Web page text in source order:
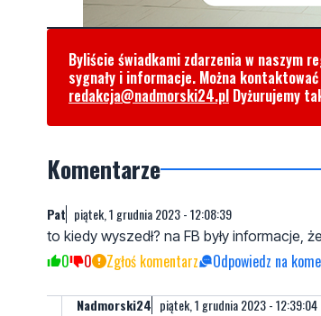
Byliście świadkami zdarzenia w naszym
sygnały i informacje. Można
redakcja@nadmorski24.pl Dyżurujemy
Komentarze
Pat piątek, 1 grudnia 2023 - 12:08:39
to kiedy wyszedł? na FB były informacje,
0 0 Zgłoś komentarz Odpowiedz na
Nadmorski24 piątek, 1 grudnia 2023 - 12:39:04